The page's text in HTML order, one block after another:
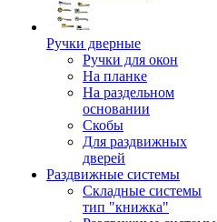
Ручки дверные
Ручки для окон
На планке
На раздельном
основании
Скобы
Для раздвижных
дверей
Раздвижные системы
Складные системы
тип "книжка"